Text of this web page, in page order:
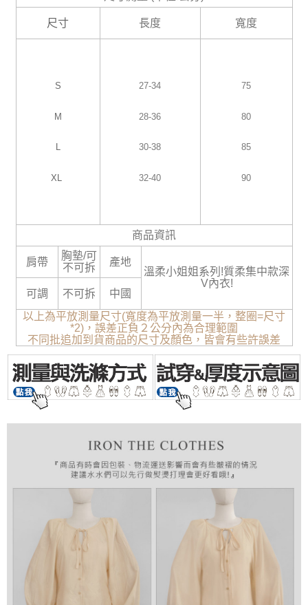
尺寸 長度 寬度
S
M
L
XL
27-34
28-36
30-38
32-40
75
80
85
90
商品資訊
肩帶
胸墊/可
不可拆
產地
溫柔小姐姐系列!質柔集中款深
V內衣!
可調
不可拆
中國
以上為平放測量尺寸(寬度為平放測量一半，整圈=尺寸
*2)，誤差正負２公分內為合理範圍
不同批追加到貨商品的尺寸及顏色，皆會有些許誤差